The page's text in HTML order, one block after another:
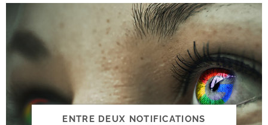
ENTRE DEUX NOTIFICATIONS